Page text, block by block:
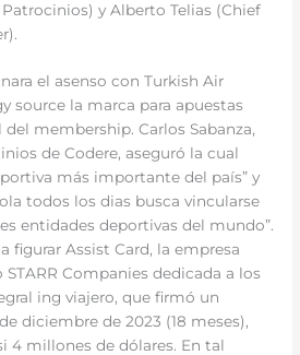
y Alberto Telias (Chief
el asenso con Turkish Air
source la marca para apuestas
membership. Carlos Sabanza,
de Codere, aseguró la cual
más importante del país” y
todos los dias busca vincularse
entidades deportivas del mundo”.
figurar Assist Card, la empresa
STARR Companies dedicada a los
ing viajero, que firmó un
diciembre de 2023 (18 meses),
4 millones de dólares. En tal